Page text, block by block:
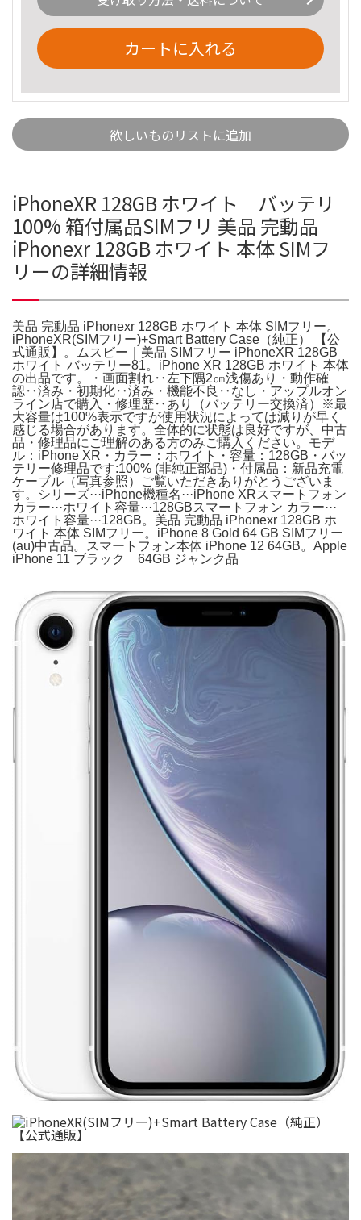
カートに入れる
欲しいものリストに追加
iPhoneXR 128GB ホワイト バッテリ
100% 箱付属品SIMフリ 美品 完動品
iPhonexr 128GB ホワイト 本体 SIMフ
リーの詳細情報
美品 完動品 iPhonexr 128GB ホワイト 本体 SIMフリー。
iPhoneXR(SIMフリー)+Smart Battery Case（純正） 【公
式通販】。ムスビー｜美品 SIMフリー iPhoneXR 128GB
ホワイト バッテリー81。iPhone XR 128GB ホワイト 本体
の出品です。・画面割れ‥左下隅2㎝浅傷あり・動作確
認‥済み・初期化‥済み・機能不良‥なし・アップルオン
ライン店で購入・修理歴‥あり（バッテリー交換済）※最
大容量は100%表示ですが使用状況によっては減りが早く
感じる場合があります。全体的に状態は良好ですが、中古
品・修理品にご理解のある方のみご購入ください。モデ
ル：iPhone XR・カラー：ホワイト・容量：128GB・バッ
テリー修理品です:100% (非純正部品)・付属品：新品充電
ケーブル（写真参照）ご覧いただきありがとうございま
す。シリーズ···iPhone機種名···iPhone XRスマートフォン
カラー···ホワイト容量···128GBスマートフォン カラー···
ホワイト容量···128GB。美品 完動品 iPhonexr 128GB ホ
ワイト 本体 SIMフリー。iPhone 8 Gold 64 GB SIMフリー
(au)中古品。スマートフォン本体 iPhone 12 64GB。Apple
iPhone 11 ブラック 64GB ジャンク品